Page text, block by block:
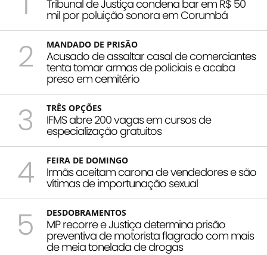
Tribunal de Justiça condena bar em R$ 50
mil por poluição sonora em Corumbá
2 MANDADO DE PRISÃO
Acusado de assaltar casal de comerciantes
tenta tomar armas de policiais e acaba
preso em cemitério
3 TRÊS OPÇÕES
IFMS abre 200 vagas em cursos de
especialização gratuitos
4 FEIRA DE DOMINGO
Irmãs aceitam carona de vendedores e são
vítimas de importunação sexual
5 DESDOBRAMENTOS
MP recorre e Justiça determina prisão
preventiva de motorista flagrado com mais
de meia tonelada de drogas